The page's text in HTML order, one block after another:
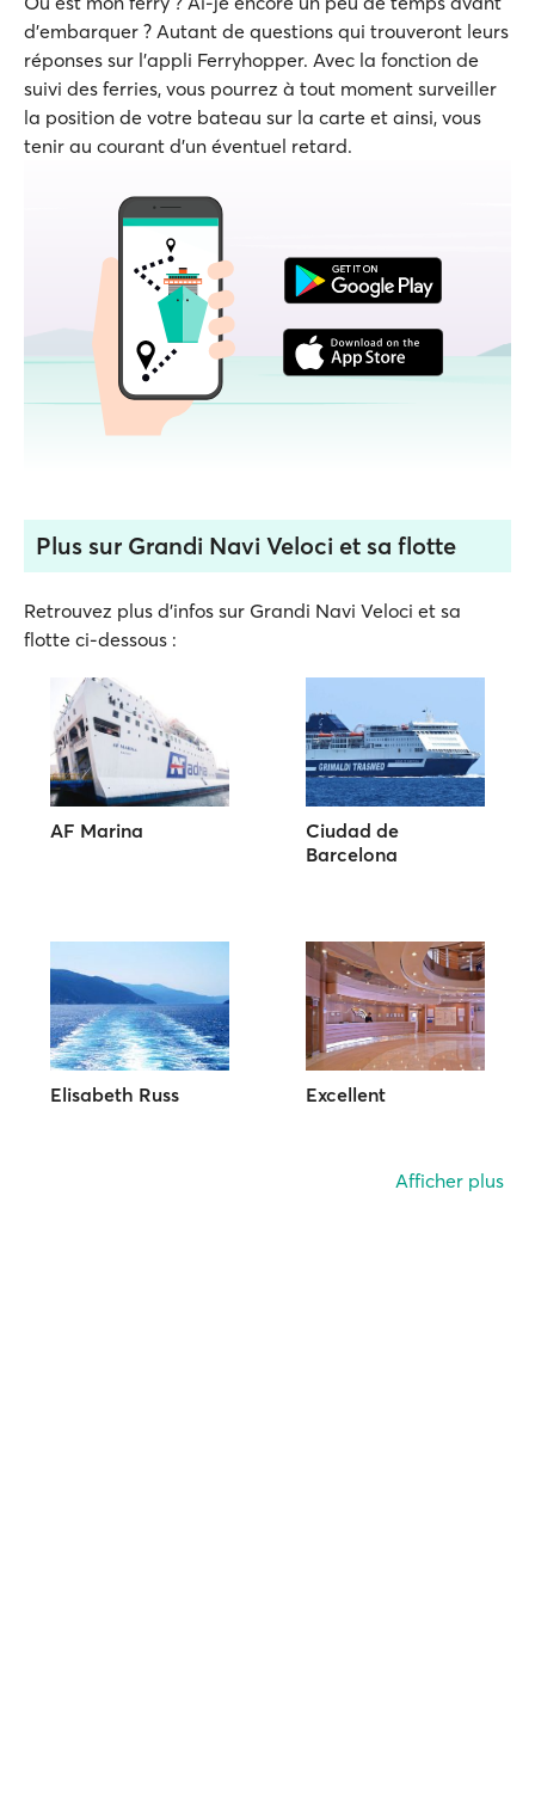
d'embarquer ? Autant de questions qui trouveront leurs
réponses sur l'appli Ferryhopper. Avec la fonction de
suivi des ferries, vous pourrez à tout moment surveiller
la position de votre bateau sur la carte et ainsi, vous
tenir au courant d'un éventuel retard.
Plus sur Grandi Navi Veloci et sa flotte
Retrouvez plus d'infos sur Grandi Navi Veloci et sa
flotte ci-dessous :
AF Marina
Ciudad de
Barcelona
Elisabeth Russ Excellent
Afficher plus